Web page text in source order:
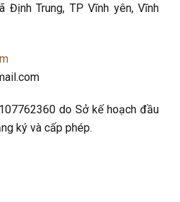
Định Trung, TP Vĩnh yên, Vĩnh
do Sở kế hoạch đầu
ký và cấp phép.